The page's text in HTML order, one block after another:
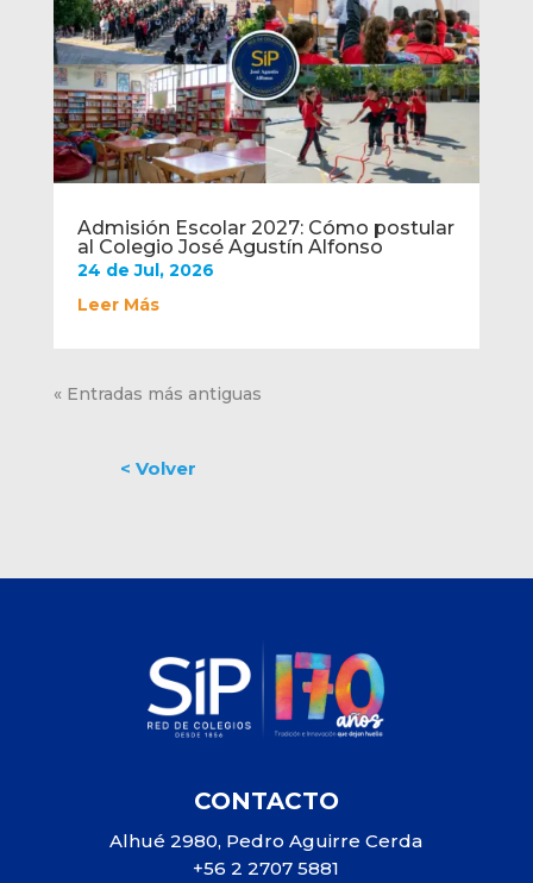
Admisión Escolar 2027: Cómo postular
al Colegio José Agustín Alfonso
24 de Jul, 2026
Leer Más
« Entradas más antiguas
CONTACTO
Alhué 2980, Pedro Aguirre Cerda
+56 2 2707 5881